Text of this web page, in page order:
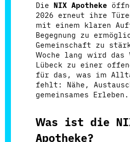
Die NIX Apotheke
2026 erneut ihre
mit einem klaren
Begegnung zu
Gemeinschaft zu
Woche lang wird das
Lübeck zu einer
für das, was im
fehlt: Nähe,
gemeinsames
Was ist die
Apotheke?